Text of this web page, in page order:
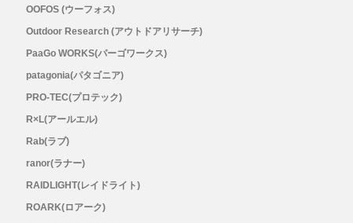
UltrAspire(ウルトラスパイア)
XeroShoes（ゼロシューズ）
yamarokko(ヤマロッコ)
SALE(セール)
BananaGO
OOFOS (ウーフォス)
Outdoor Research (アウトドアリサーチ)
PaaGo WORKS(パーゴワークス)
patagonia(パタゴニア)
PRO-TEC(プロテック)
R×L(アールエル)
Rab(ラブ)
ranor(ラナー)
RAIDLIGHT(レイドライト)
ROARK(ロアーク)